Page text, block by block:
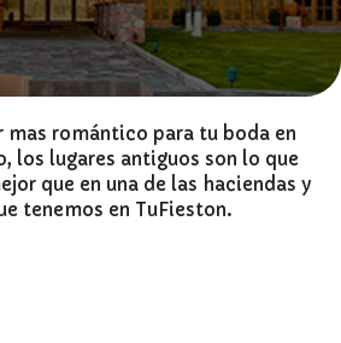
mas romántico para tu boda en
los lugares antiguos son lo que
que en una de las haciendas y
tenemos en TuFieston.